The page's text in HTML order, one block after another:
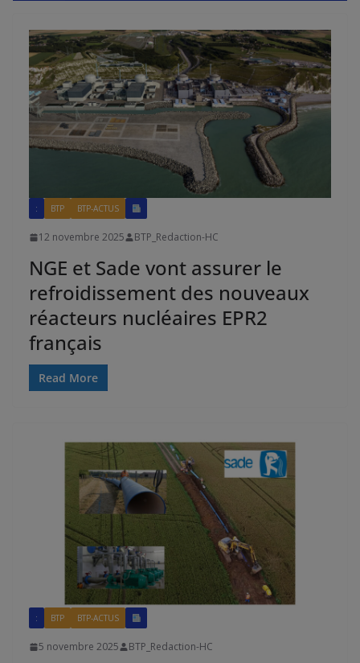
: BTP BTP-ACTUS
12 novembre 2025 BTP_Redaction-HC
NGE et Sade vont assurer le
refroidissement des nouveaux
réacteurs nucléaires EPR2
français
Read More
: BTP BTP-ACTUS
5 novembre 2025 BTP_Redaction-HC